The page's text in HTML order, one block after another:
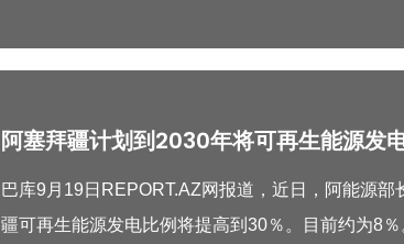
阿塞拜疆计划到2030年将可再生能源发
巴库9月19日REPORT.AZ网报道，近日，阿能源
疆可再生能源发电比例将提高到30％。目前约为8